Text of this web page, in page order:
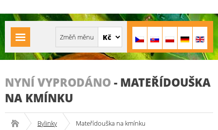
NYNÍ VYPRODÁNO - MATEŘÍDOUŠKA
NA KMÍNKU
Bylinky Mateřídouška na kmínku